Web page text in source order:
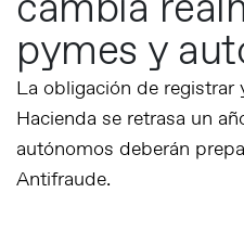
pymes y
La obligación de registrar
Hacienda se retrasa un
autónomos deberán
Antifraude.